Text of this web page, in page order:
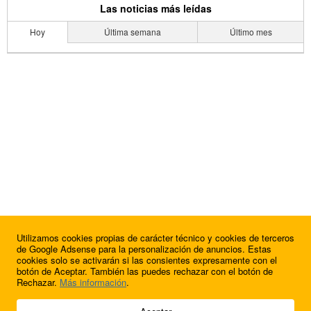
Las noticias más leídas
Hoy Última semana Último mes
© 2009 - 2026 Soluciones Corporativas IP, SL.
Utilizamos cookies propias de carácter técnico y cookies de terceros
de Google Adsense para la personalización de anuncios. Estas
cookies solo se activarán si las consientes expresamente con el
botón de Aceptar. También las puedes rechazar con el botón de
Rechazar. Más información.